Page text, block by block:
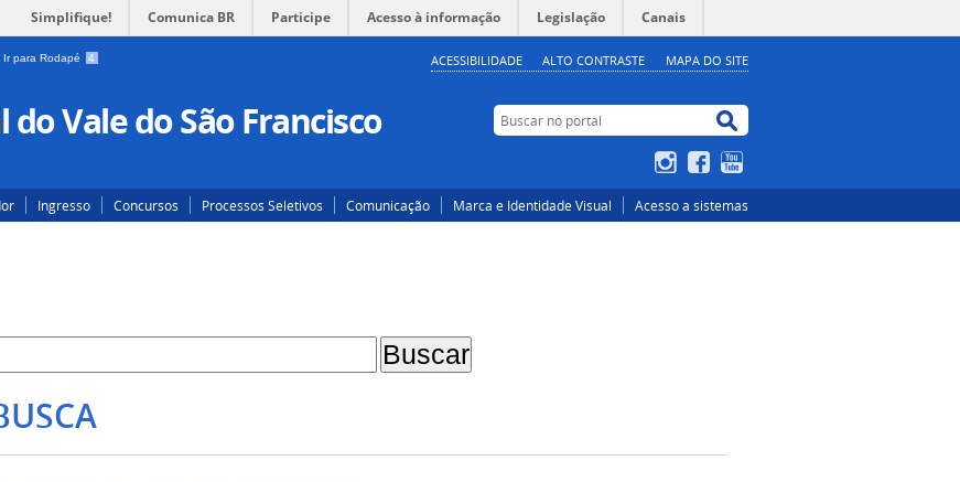
Simplifique! Comunica BR Participe Acesso à informação Legislação Canais
Ir para Rodapé 4 ACESSIBILIDADE ALTO CONTRASTE MAPA DO SITE
Vale do São Francisco Buscar no portal
Buscar no portal
InstagramFacebook
Ingresso Concursos Processos Seletivos Comunicação Marca e Identidade Visual Acesso a sistemas